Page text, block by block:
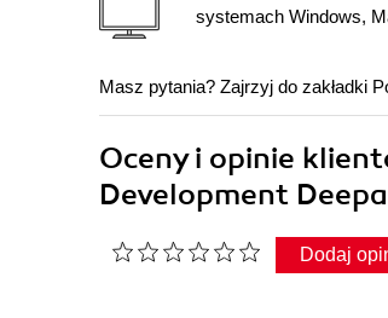
systemach Windows,
Masz pytania? Zajrzyj do zakładki
Oceny i opinie
Development
Dodaj